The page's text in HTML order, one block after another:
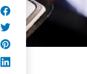
Partager sur Facebook
Partager sur Twitter
Partager sur Pinterest
Partager sur LinkedIn